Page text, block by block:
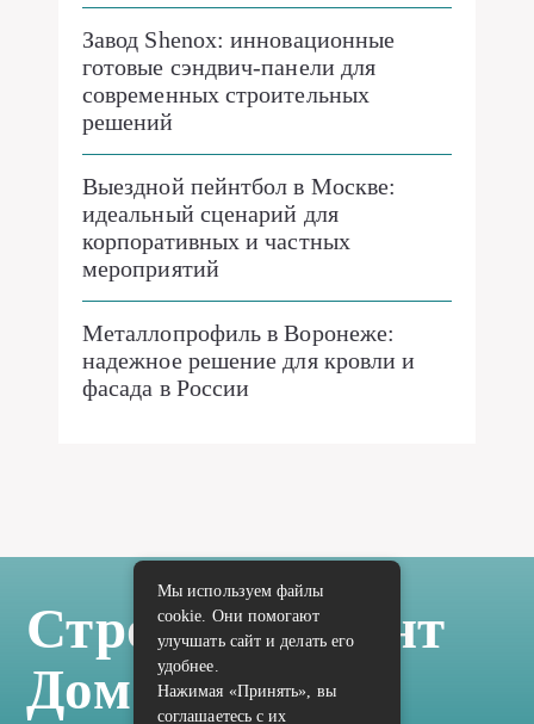
Завод Shenox: инновационные
готовые сэндвич-панели для
современных строительных
решений
Выездной пейнтбол в Москве:
идеальный сценарий для
корпоративных и частных
мероприятий
Металлопрофиль в Воронеже:
надежное решение для кровли и
фасада в России
Стройка Ремонт
Дом Отделка
Мы используем файлы
cookie. Они помогают
улучшать сайт и делать его
удобнее.
Нажимая «Принять», вы
соглашаетесь с их